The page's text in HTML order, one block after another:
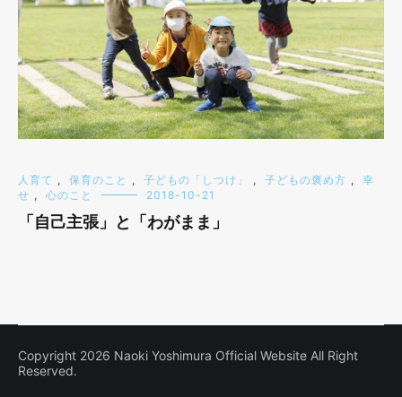
人育て , 保育のこと , 子どもの「しつけ」 , 子どもの褒め方 ,
幸
せ , 心のこと 2018-10-21
「自己主張」と「わがまま」
Copyright 2026 Naoki Yoshimura Official Website All Right
Reserved.